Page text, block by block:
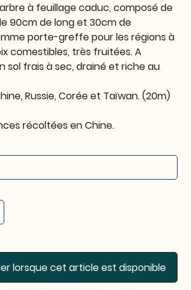
à feuillage caduc, composé de
de 90cm de long et 30cm de
porte-greffe pour les régions à
comestibles, très fruitées. A
sol frais à sec, drainé et riche au
Russie, Corée et Taïwan. (20m)
récoltées en Chine.
lorsque cet article est disponible